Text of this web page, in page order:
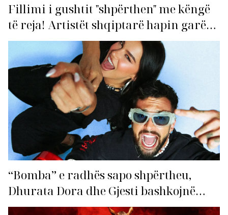
Fillimi i gushtit "shpërthen" me këngë
të reja! Artistët shqiptarë hapin garën
për hitin e verës!
“Bomba” e radhës sapo shpërtheu,
Dhurata Dora dhe Gjesti bashkojnë
fuqitë me “Gasolina”!